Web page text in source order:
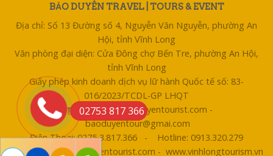
BẢO DUYÊN TRAVEL | TOURS & EVENT
Địa chỉ: Số 13 Đường số 4, Nguyễn Văn Nguyễn, phường An
Hội, tỉnh Vĩnh Long
Văn phòng đại diện: Cửa Đông chợ Bến Tre, phường An Hội,
tỉnh Vĩnh Long
Giấy phép kinh doanh dịch vụ lữ hành Quốc tế số: 83-
016/2023/TCDL-GP LHQT
Email: bentre@baoduyentourist.com -
baoduyentour@gmai.com
Điện Thoại: 0275 3.817.366 - Hotline: 0913.320.279
Website: www.baoduyentourist.com - www.vinhlongtourism.vn
02753 817 366